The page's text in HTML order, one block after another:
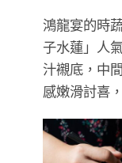
鴻龍宴的時
子水蓮」人
汁襯底，中
感嫩滑討喜